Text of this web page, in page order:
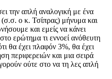
την απλή αναλογική με ένα
(σ.σ. ο κ. Τσίπρας) μήνυμα και
και εμείς να κάνει
ερώτημα τι εννοεί ανόθευτη
θα έχει πλαφόν 3%, θα έχει
περιφερειών και μια σειρά
ούτε στο να τη λες απλή